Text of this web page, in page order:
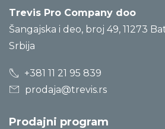
Trevis Pro Company doo
Šangajska i deo, broj 49, 11273
Srbija
+381 11 21 95 839
prodaja@trevis.rs
Prodajni program